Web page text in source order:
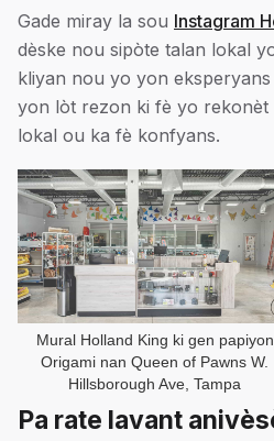
Gade miray la sou Instagram
dèske nou sipòte talan lokal
kliyan nou yo yon
yon lòt rezon ki fè yo rekonèt
lokal ou ka fè konfyans.
Mural Holland King ki gen papiyon
Origami nan Queen of Pawns W.
Hillsborough Ave, Tampa
Pa rate lavant